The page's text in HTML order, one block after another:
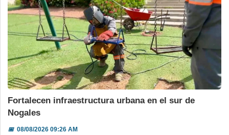
Fortalecen infraestructura urbana en el sur de
Nogales
📅08/08/2026 09:26 AM